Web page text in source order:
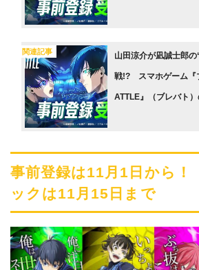
関連記事 山田涼介が凪誠士郎
戦!? スマホゲーム『
ATTLE』（ブレバト
事前登録は11月1日から
ックは11月15日まで